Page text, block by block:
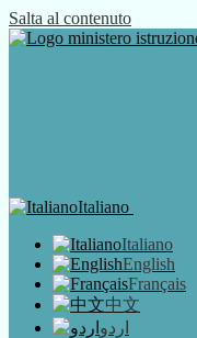
Salta al contenuto
Italiano
Italiano
English
Français
中文
اردو